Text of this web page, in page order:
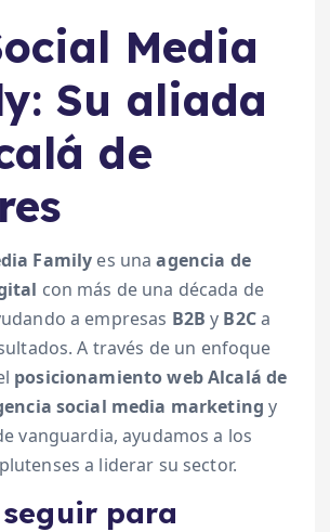
Media
Su aliada
de
Family es unaagencia de
con más de una década de
a empresas B2B y B2Ca
A través de un enfoque
posicionamiento web Alcalá de
social media marketing y
vanguardia, ayudamos a los
a liderar su sector.
seguir para